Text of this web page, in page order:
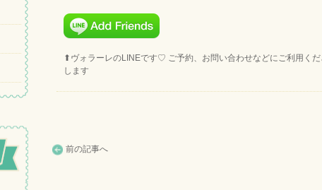
⬆︎ヴォラーレのLINEです♡ ご予約、お問い合わせなどにご利用く
します
前の記事へ